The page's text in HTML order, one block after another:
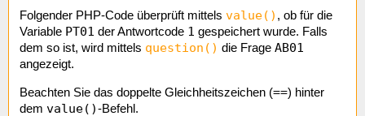
Folgender PHP-Code überprüft mittels value() , ob für die
Variable PT01 der Antwortcode 1 gespeichert wurde. Falls
dem so ist, wird mittels question() die Frage AB01
angezeigt.
Beachten Sie das doppelte Gleichheitszeichen (==) hinter
dem value()-Befehl.